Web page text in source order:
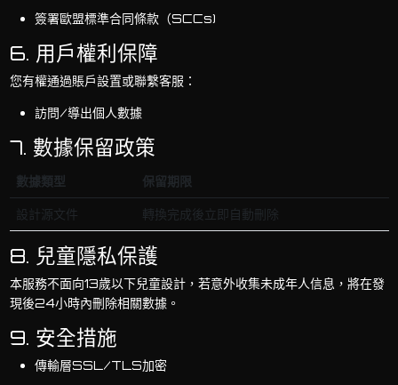
簽署歐盟標準合同條款（SCCs)
6. 用戶權利保障
您有權通過賬戶設置或聯繫客服：
訪問/導出個人數據
7. 數據保留政策
數據類型 保留期限
設計源文件 轉換完成後立即自動刪除
8. 兒童隱私保護
本服務不面向13歲以下兒童設計，若意外收集未成年人信息，將在發
現後24小時內刪除相關數據。
9. 安全措施
傳輸層SSL/TLS加密